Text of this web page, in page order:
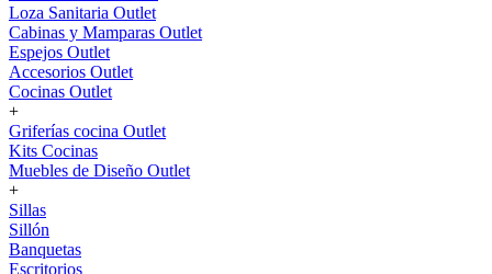
Loza Sanitaria Outlet
Cabinas y Mamparas Outlet
Espejos Outlet
Accesorios Outlet
Cocinas Outlet
+
Griferías cocina Outlet
Kits Cocinas
Muebles de Diseño Outlet
+
Sillas
Sillón
Banquetas
Escritorios